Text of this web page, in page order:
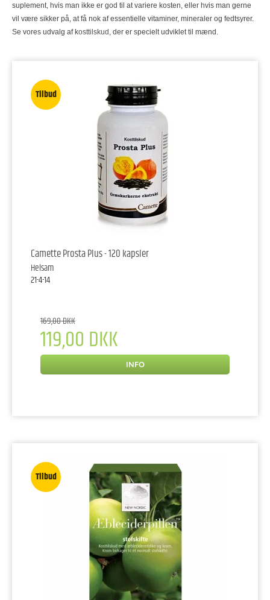
suplement, hvis man ikke er god til at variere kosten, eller hvis man gerne
vil være sikker på, at få nok af essentielle vitaminer, mineraler og fedtsyrer.
Se vores udvalg af kosttilskud , der er specielt udviklet til mænd.
Tilbud
Camette Prosta Plus - 120 kapsler
Helsam
21-4-14
169,00 DKK
119,00 DKK
INFO
Tilbud